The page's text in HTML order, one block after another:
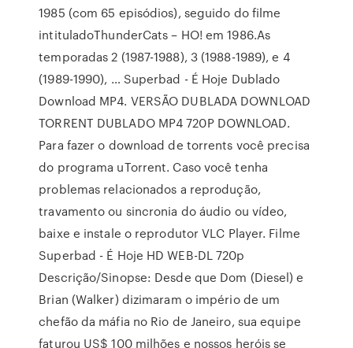
1985 (com 65 episódios), seguido do filme
intituladoThunderCats – HO! em 1986.As
temporadas 2 (1987-1988), 3 (1988-1989), e 4
(1989-1990), … Superbad - É Hoje Dublado
Download MP4. VERSÃO DUBLADA DOWNLOAD
TORRENT DUBLADO MP4 720P DOWNLOAD.
Para fazer o download de torrents você precisa
do programa uTorrent. Caso você tenha
problemas relacionados a reprodução,
travamento ou sincronia do áudio ou vídeo,
baixe e instale o reprodutor VLC Player. Filme
Superbad - É Hoje HD WEB-DL 720p
Descrição/Sinopse: Desde que Dom (Diesel) e
Brian (Walker) dizimaram o império de um
chefão da máfia no Rio de Janeiro, sua equipe
faturou US$ 100 milhões e nossos heróis se